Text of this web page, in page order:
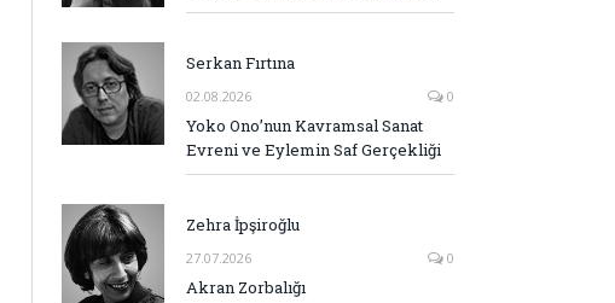
Serkan Fırtına
02.08.2026 0
Yoko Ono’nun Kavramsal Sanat
Evreni ve Eylemin Saf Gerçekliği
Zehra İpşiroğlu
27.07.2026 0
Akran Zorbalığı